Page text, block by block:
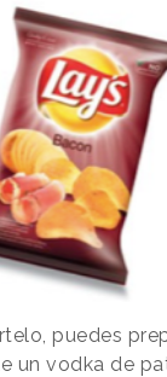
puedes
un vodka de